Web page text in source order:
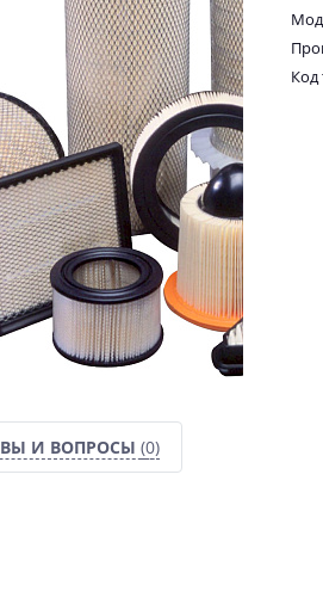
Код
И ВОПРОСЫ (0)